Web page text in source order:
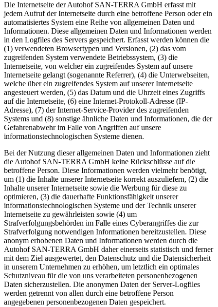
Die Internetseite der Autohof SAN-TERRA GmbH erfasst mit
jedem Aufruf der Internetseite durch eine betroffene Person oder ein
automatisiertes System eine Reihe von allgemeinen Daten und
Informationen. Diese allgemeinen Daten und Informationen werden
in den Logfiles des Servers gespeichert. Erfasst werden können die
(1) verwendeten Browsertypen und Versionen, (2) das vom
zugreifenden System verwendete Betriebssystem, (3) die
Internetseite, von welcher ein zugreifendes System auf unsere
Internetseite gelangt (sogenannte Referrer), (4) die Unterwebseiten,
welche über ein zugreifendes System auf unserer Internetseite
angesteuert werden, (5) das Datum und die Uhrzeit eines Zugriffs
auf die Internetseite, (6) eine Internet-Protokoll-Adresse (IP-
Adresse), (7) der Internet-Service-Provider des zugreifenden
Systems und (8) sonstige ähnliche Daten und Informationen, die der
Gefahrenabwehr im Falle von Angriffen auf unsere
informationstechnologischen Systeme dienen.
Bei der Nutzung dieser allgemeinen Daten und Informationen zieht
die Autohof SAN-TERRA GmbH keine Rückschlüsse auf die
betroffene Person. Diese Informationen werden vielmehr benötigt,
um (1) die Inhalte unserer Internetseite korrekt auszuliefern, (2) die
Inhalte unserer Internetseite sowie die Werbung für diese zu
optimieren, (3) die dauerhafte Funktionsfähigkeit unserer
informationstechnologischen Systeme und der Technik unserer
Internetseite zu gewährleisten sowie (4) um
Strafverfolgungsbehörden im Falle eines Cyberangriffes die zur
Strafverfolgung notwendigen Informationen bereitzustellen. Diese
anonym erhobenen Daten und Informationen werden durch die
Autohof SAN-TERRA GmbH daher einerseits statistisch und ferner
mit dem Ziel ausgewertet, den Datenschutz und die Datensicherheit
in unserem Unternehmen zu erhöhen, um letztlich ein optimales
Schutzniveau für die von uns verarbeiteten personenbezogenen
Daten sicherzustellen. Die anonymen Daten der Server-Logfiles
werden getrennt von allen durch eine betroffene Person
angegebenen personenbezogenen Daten gespeichert.